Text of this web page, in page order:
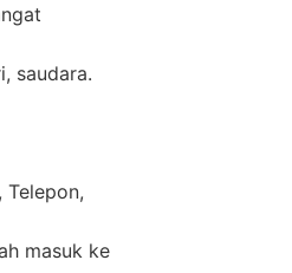
saudara.
masuk ke